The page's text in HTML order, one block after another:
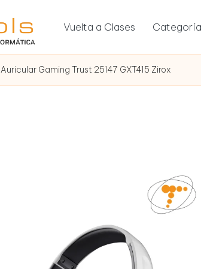
Vuelta a Clases
Auricular Gaming Trust 25147 GXT415 Zirox